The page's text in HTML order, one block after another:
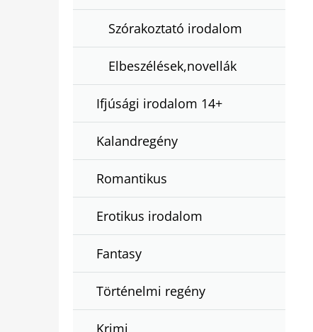
Szórakoztató irodalom
Elbeszélések,novellák
Ifjúsági irodalom 14+
Kalandregény
Romantikus
Erotikus irodalom
Fantasy
Történelmi regény
Krimi